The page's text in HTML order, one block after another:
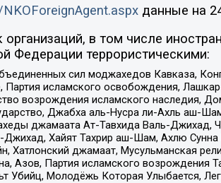
данные на
в том числе
Федерации террористическими:
сил моджахедов Кавказа,
Партия исламского освобождения,
возрождения исламского наследия,
Джабха аль-Нусра ли-Ахль аш-
джамаата Ат-Тавхида Валь-Джихад,
Хайят Тахрир аш-Шам, Ахлю
Хатлонский джамаат, Мусульманская
Азов, Партия исламского
Убийц, Молодёжь Которая Улыбается,